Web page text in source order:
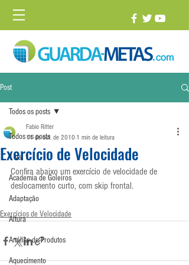
Post
Todos os posts
1 vs. 1
Academia de Goleiros
Adaptação
Altura
Análise de Produtos
Aquecimento
Todos os posts
Exercício de Velocidade
Fabio Ritter
11 de out. de 2010 1 min de leitura
Confira abaixo um exercício de velocidade de
deslocamento curto, com skip frontal.
Exercícios de Velocidade